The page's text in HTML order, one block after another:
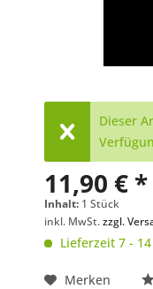
Dieser
11,90 € *
Inhalt: 1 Stück
inkl. MwSt.zzgl.
Lieferzeit 7 -
Merken